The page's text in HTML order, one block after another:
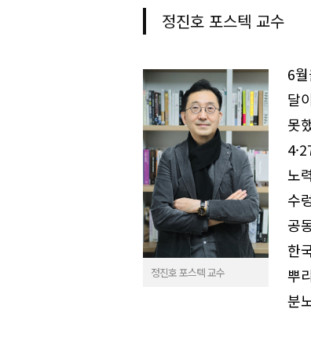
정진호 포스텍 교수
정진호 포스텍 교수
6
달
못
노
수
공
한
뿌
분